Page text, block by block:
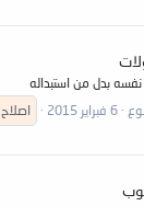
نفسه بدل من استبداله
6 فبراير 2015 اصلاح